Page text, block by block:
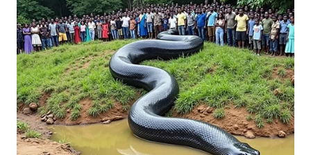
WN
TANGERANG
WN
BINJAI
WN
CIREBON